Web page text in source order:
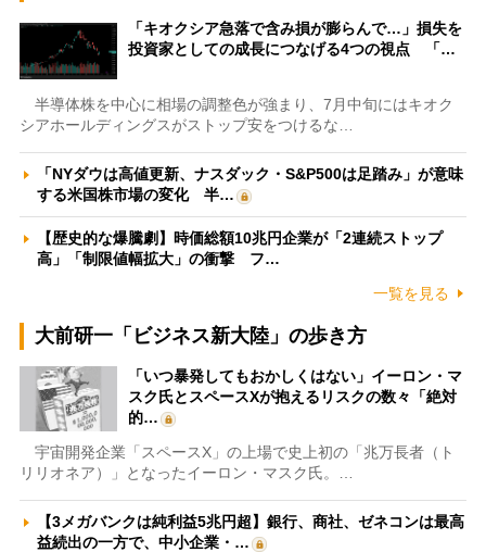
「キオクシア急落で含み損が膨らんで…」損失を
投資家としての成長につなげる4つの視点 「…
半導体株を中心に相場の調整色が強まり、7月中旬にはキオク
シアホールディングスがストップ安をつけるな…
「NYダウは高値更新、ナスダック・S&P500は足踏み」が意味
する米国株市場の変化 半…
【歴史的な爆騰劇】時価総額10兆円企業が「2連続ストップ
高」「制限値幅拡大」の衝撃 フ…
一覧を見る
大前研一「ビジネス新大陸」の歩き方
「いつ暴発してもおかしくはない」イーロン・マ
スク氏とスペースXが抱えるリスクの数々「絶対
的…
宇宙開発企業「スペースX」の上場で史上初の「兆万長者（ト
リリオネア）」となったイーロン・マスク氏。…
【3メガバンクは純利益5兆円超】銀行、商社、ゼネコンは最高
益続出の一方で、中小企業・…